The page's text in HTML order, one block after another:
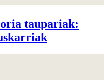
taupariak: